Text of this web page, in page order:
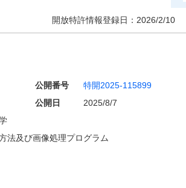
開放特許情報登録日： 2026/2/10
公開番号
特開2025-115899
公開日
2025/8/7
法及び画像処理プログラム